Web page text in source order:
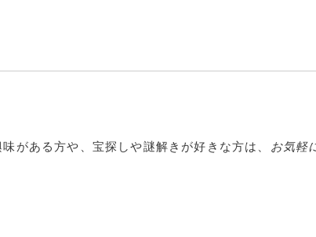
がある方や、宝探しや謎解きが好きな方は、 お気軽